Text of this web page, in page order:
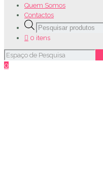
Quem Somos
Contactos
Products
search
0 itens
0